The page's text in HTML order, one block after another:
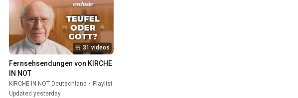
31 videos
Fernsehsendungen von KIRCHE
IN NOT
KIRCHE IN NOT Deutschland • Playlist
Updated yesterday